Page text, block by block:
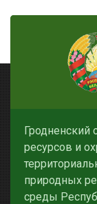
Гродненский
ресурсов и
природных
среды